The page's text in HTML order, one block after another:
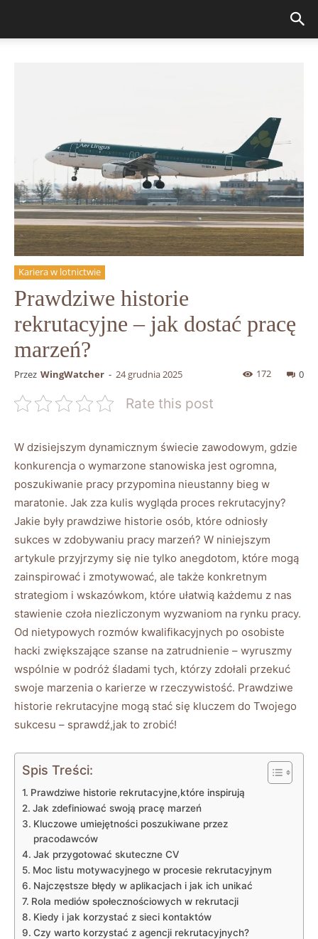
Kariera w lotnictwie
Prawdziwe historie
rekrutacyjne – jak dostać pracę
marzeń?
Przez WingWatcher - 24 grudnia 2025 0
172
Rate this post
W dzisiejszym dynamicznym świecie zawodowym, gdzie
konkurencja o wymarzone stanowiska jest ogromna,
poszukiwanie pracy przypomina nieustanny bieg w
maratonie. Jak zza kulis wygląda proces rekrutacyjny?
Jakie były prawdziwe historie osób, które odniosły
sukces w zdobywaniu pracy marzeń? W niniejszym
artykule przyjrzymy się nie tylko anegdotom, które mogą
zainspirować i zmotywować, ale także konkretnym
strategiom i wskazówkom, które ułatwią każdemu z nas
stawienie czoła niezliczonym wyzwaniom na rynku pracy.
Od nietypowych rozmów kwalifikacyjnych po osobiste
hacki zwiększające szanse na zatrudnienie – wyruszmy
wspólnie w podróż śladami tych, którzy zdołali przekuć
swoje marzenia o karierze w rzeczywistość. Prawdziwe
historie rekrutacyjne mogą stać się kluczem do Twojego
sukcesu – sprawdź,jak to zrobić!
Spis Treści:
Prawdziwe historie rekrutacyjne,które inspirują
Jak zdefiniować swoją pracę marzeń
Kluczowe umiejętności poszukiwane przez
pracodawców
Jak przygotować skuteczne CV
Moc listu motywacyjnego w procesie rekrutacyjnym
Najczęstsze błędy w aplikacjach i jak ich unikać
Rola mediów społecznościowych w rekrutacji
Kiedy i jak korzystać z sieci kontaktów
Czy warto korzystać z agencji rekrutacyjnych?